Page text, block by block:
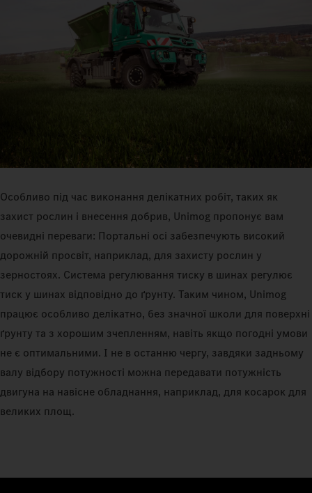
Особливо під час виконання делікатних робіт, таких як
захист рослин і внесення добрив, Unimog пропонує вам
очевидні переваги: Портальні осі забезпечують високий
дорожній просвіт, наприклад, для захисту рослин у
зерностоях. Система регулювання тиску в шинах регулює
тиск у шинах відповідно до ґрунту. Таким чином, Unimog
працює особливо делікатно, без значної школи для поверхні
ґрунту та з хорошим зчепленням, навіть якщо погодні умови
не є оптимальними. І не в останню чергу, завдяки задньому
валу відбору потужності можна передавати потужність
двигуна на навісне обладнання, наприклад, для косарок для
великих площ.